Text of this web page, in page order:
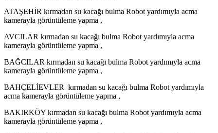
ATAŞEHİR kırmadan su kacağı bulma Robot yardımıyla acma
kamerayla görüntüleme yapma ,
AVCILAR kırmadan su kacağı bulma Robot yardımıyla acma
kamerayla görüntüleme yapma ,
BAĞCILAR kırmadan su kacağı bulma Robot yardımıyla acma
kamerayla görüntüleme yapma ,
BAHÇELİEVLER kırmadan su kacağı bulma Robot yardımıyla
acma kamerayla görüntüleme yapma ,
BAKIRKÖY kırmadan su kacağı bulma Robot yardımıyla acma
kamerayla görüntüleme yapma ,